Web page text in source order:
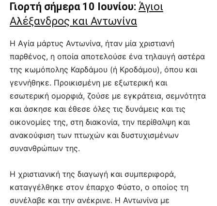
Γιορτή σήμερα 10 Ιουνίου: Άγιοι
Αλέξανδρος και Αντωνίνα
Η Αγία μάρτυς Αντωνίνα, ήταν μία χριστιανή
παρθένος, η οποία αποτελούσε ένα τηλαυγή αστέρα
της κωμόπολης Καρδάμου (ή Kροδάμου), όπου και
γεννήθηκε. Προικισμένη με εξωτερική και
εσωτερική ομορφιά, ζούσε με εγκράτεια, σεμνότητα
και άσκησε και έθεσε όλες τις δυνάμεις και τις
οικονομίες της, στη διακονία, την περίθαλψη και
ανακούφιση των πτωχών και δυστυχισμένων
συνανθρώπων της.
Η χριστιανική της διαγωγή και συμπεριφορά,
καταγγέλθηκε στον έπαρχο Φύστο, ο οποίος τη
συνέλαβε και την ανέκρινε. Η Αντωνίνα με